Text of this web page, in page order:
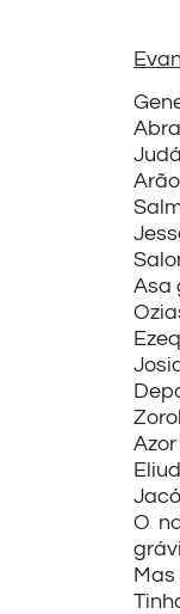
Asa
O
Mas